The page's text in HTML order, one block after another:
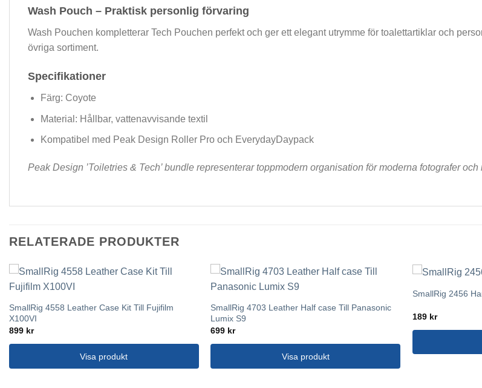
Wash Pouch – Praktisk personlig förvaring
Wash Pouchen kompletterar Tech Pouchen perfekt och ger ett elegant utrymme för toalettartiklar och
övriga sortiment.
Specifikationer
Färg: Coyote
Material: Hållbar, vattenavvisande textil
Kompatibel med Peak Design Roller Pro och EverydayDaypack
Peak Design ’Toiletries & Tech’ bundle representerar toppmodern organisation för moderna fotografer
RELATERADE PRODUKTER
SmallRig 4558 Leather Case Kit Till Fujifilm
X100VI
899 kr
Visa produkt
SmallRig 4703 Leather Half case Till Panasonic
Lumix S9
699 kr
Visa produkt
SmallRig 2456
189 kr